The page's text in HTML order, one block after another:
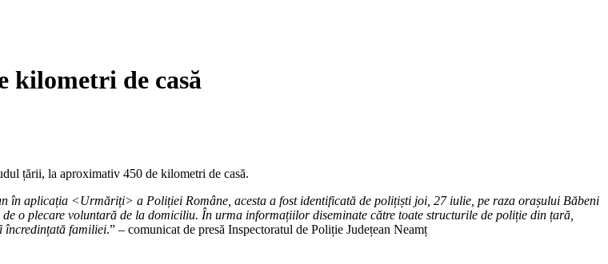
kilometri de casă
țării, la aproximativ 450 de kilometri de casă.
aplicația <Urmăriți> a Poliției Române, acesta a fost identificată de polițiști joi, 27 iulie, pe raza orașului Băbeni
o plecare voluntară de la domiciliu. În urma informațiilor diseminate către toate structurile de poliție din țară,
încredințată familiei.” – comunicat de presă Inspectoratul de Poliție Județean Neamț